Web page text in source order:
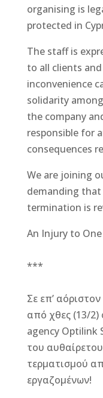
organising is
protected in
The staff is
to all clients
inconvenience
solidarity
the company
responsible for
consequences
We are joining
demanding
termination is
An Injury to
***
Σε επ’
από χθες (13/
agency Optilink
του
τερματισμού
εργαζομένων!